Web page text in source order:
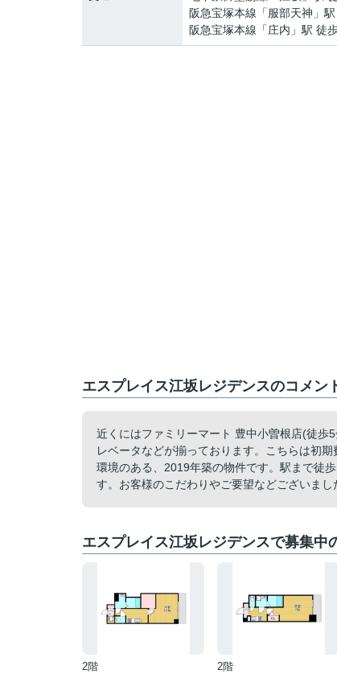
阪急宝塚本線 「服部天神 」
阪急宝塚本線 「庄内 」駅 徒
エスプレイス江坂レジデンスのコメン
近くにはファミリーマート 豊中小曽根店(徒歩
レベータなどが揃っております。こちらは初
環境のある、2019年築の物件です。駅まで徒
す。お客様のこだわりやご要望などございま
エスプレイス江坂レジデンスで募集中
2階
2階